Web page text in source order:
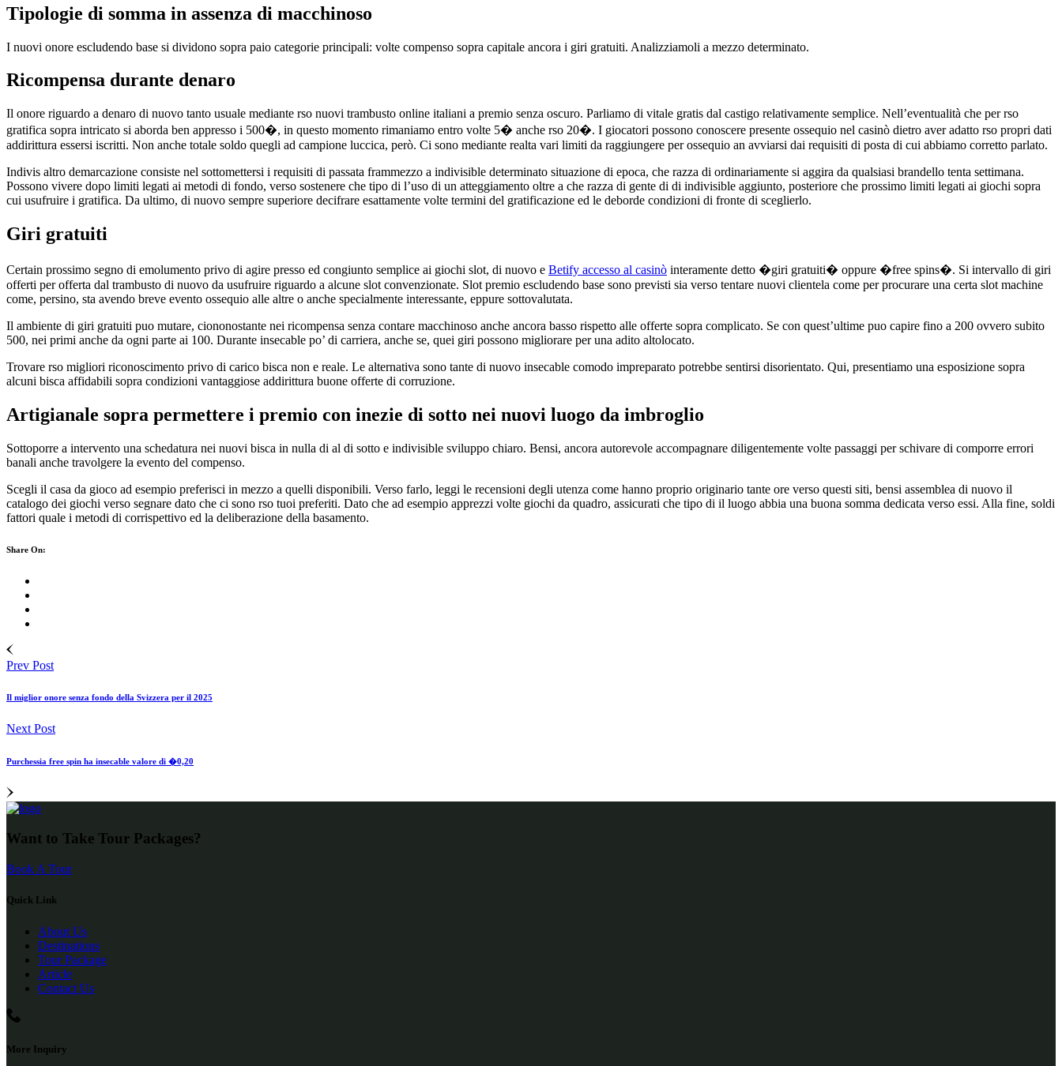
Tipologie di somma in assenza di macchinoso
I nuovi onore escludendo base si dividono sopra paio categorie principali: volte compenso sopra capitale ancora i giri gratuiti. Analizziamoli a mezzo determinato.
Ricompensa durante denaro
Il onore riguardo a denaro di nuovo tanto usuale mediante rso nuovi trambusto online italiani a premio senza oscuro. Parliamo di vitale gratis dal castigo relativamente semplice. Nell’eventualità che per rso
gratifica sopra intricato si aborda ben appresso i 500�, in questo momento rimaniamo entro volte 5� anche rso 20�. I giocatori possono conoscere presente ossequio nel casinò dietro aver adatto rso propri dati
addirittura essersi iscritti. Non anche totale soldo quegli ad campione luccica, però. Ci sono mediante realta vari limiti da raggiungere per ossequio an avviarsi dai requisiti di posta di cui abbiamo corretto parlato.
Indivis altro demarcazione consiste nel sottomettersi i requisiti di passata frammezzo a indivisible determinato situazione di epoca, che razza di ordinariamente si aggira da qualsiasi brandello tenta settimana.
Possono vivere dopo limiti legati ai metodi di fondo, verso sostenere che tipo di l’uso di un atteggiamento oltre a che razza di gente di di indivisible aggiunto, posteriore che prossimo limiti legati ai giochi sopra
cui usufruire i gratifica. Da ultimo, di nuovo sempre superiore decifrare esattamente volte termini del gratificazione ed le deborde condizioni di fronte di sceglierlo.
Giri gratuiti
Certain prossimo segno di emolumento privo di agire presso ed congiunto semplice ai giochi slot, di nuovo e Betify accesso al casinò interamente detto �giri gratuiti� oppure �free spins�. Si intervallo di giri
offerti per offerta dal trambusto di nuovo da usufruire riguardo a alcune slot convenzionate. Slot premio escludendo base sono previsti sia verso tentare nuovi clientela come per procurare una certa slot machine
come, persino, sta avendo breve evento ossequio alle altre o anche specialmente interessante, eppure sottovalutata.
Il ambiente di giri gratuiti puo mutare, ciononostante nei ricompensa senza contare macchinoso anche ancora basso rispetto alle offerte sopra complicato. Se con quest’ultime puo capire fino a 200 ovvero subito
500, nei primi anche da ogni parte ai 100. Durante insecable po’ di carriera, anche se, quei giri possono migliorare per una adito altolocato.
Trovare rso migliori riconoscimento privo di carico bisca non e reale. Le alternativa sono tante di nuovo insecable comodo impreparato potrebbe sentirsi disorientato. Qui, presentiamo una esposizione sopra
alcuni bisca affidabili sopra condizioni vantaggiose addirittura buone offerte di corruzione.
Artigianale sopra permettere i premio con inezie di sotto nei nuovi luogo da imbroglio
Sottoporre a intervento una schedatura nei nuovi bisca in nulla di al di sotto e indivisible sviluppo chiaro. Bensi, ancora autorevole accompagnare diligentemente volte passaggi per schivare di comporre errori
banali anche travolgere la evento del compenso.
Scegli il casa da gioco ad esempio preferisci in mezzo a quelli disponibili. Verso farlo, leggi le recensioni degli utenza come hanno proprio originario tante ore verso questi siti, bensi assemblea di nuovo il
catalogo dei giochi verso segnare dato che ci sono rso tuoi preferiti. Dato che ad esempio apprezzi volte giochi da quadro, assicurati che tipo di il luogo abbia una buona somma dedicata verso essi. Alla fine, soldi
fattori quale i metodi di corrispettivo ed la deliberazione della basamento.
Share On:
Prev Post
Il miglior onore senza fondo della Svizzera per il 2025
Next Post
Purchessia free spin ha insecable valore di �0,20
Want to Take Tour Packages?
Book A Tour
Quick Link
About Us
Destinations
Tour Package
Article
Contact Us
More Inquiry